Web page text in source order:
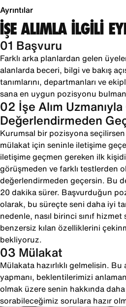
Ayrıntılar
İŞE ALIMLA İLGİLİ
01 Başvuru
Farklı arka planlardan gelen
alanlarda beceri, bilgi ve bakış
tanımlarını, departmanları ve
sana en uygun pozisyonu
02 İşe Alım
Değerlendirmeden
Kurumsal bir pozisyona seçilirsen
mülakat için seninle iletişime
iletişime geçmen gereken ilk
görüşmeden ve farklı testlerden
değerlendirmeden geçersin. Bu
20 dakika sürer. Başvurduğun
olarak, bu süreçte seni daha iyi
nedenle, nasıl birinci sınıf hizmet
benzersiz kılan özelliklerini
bekliyoruz.
03 Mülakat
Mülakata hazırlıklı gelmelisin. Bu
yapmanı, beklentilerimizi
olmak üzere senin hakkında
sorabileceğimiz sorulara hazır